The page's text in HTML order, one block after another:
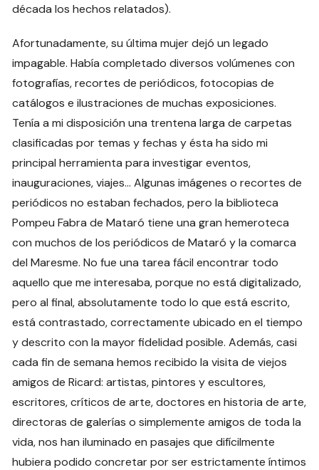
década los hechos relatados).
Afortunadamente, su última mujer dejó un legado
impagable. Había completado diversos volúmenes con
fotografías, recortes de periódicos, fotocopias de
catálogos e ilustraciones de muchas exposiciones.
Tenía a mi disposición una trentena larga de carpetas
clasificadas por temas y fechas y ésta ha sido mi
principal herramienta para investigar eventos,
inauguraciones, viajes… Algunas imágenes o recortes de
periódicos no estaban fechados, pero la biblioteca
Pompeu Fabra de Mataró tiene una gran hemeroteca
con muchos de los periódicos de Mataró y la comarca
del Maresme. No fue una tarea fácil encontrar todo
aquello que me interesaba, porque no está digitalizado,
pero al final, absolutamente todo lo que está escrito,
está contrastado, correctamente ubicado en el tiempo
y descrito con la mayor fidelidad posible. Además, casi
cada fin de semana hemos recibido la visita de viejos
amigos de Ricard: artistas, pintores y escultores,
escritores, críticos de arte, doctores en historia de arte,
directoras de galerías o simplemente amigos de toda la
vida, nos han iluminado en pasajes que difícilmente
hubiera podido concretar por ser estrictamente íntimos